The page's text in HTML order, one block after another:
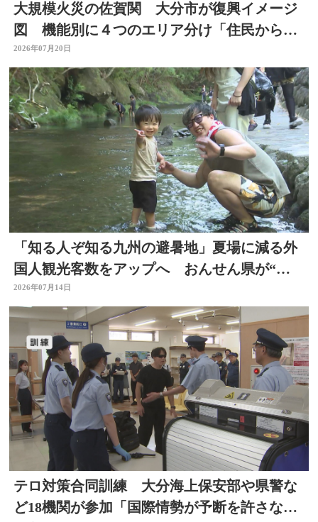
大規模火災の佐賀関 大分市が復興イメージ
図 機能別に４つのエリア分け「住民からは
おおむね理解」 大分
2026年07月20日
「知る人ぞ知る九州の避暑地」夏場に減る外
国人観光客数をアップへ おんせん県が“涼
しい大分”に
2026年07月14日
テロ対策合同訓練 大分海上保安部や県警な
ど18機関が参加「国際情勢が予断を許さない